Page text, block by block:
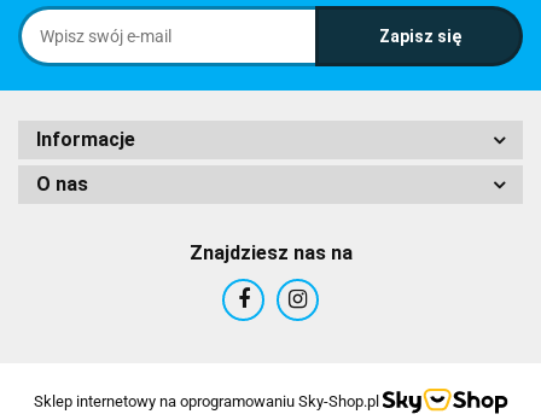
Informacje
O nas
Znajdziesz nas na
Sklep internetowy na oprogramowaniu Sky-Shop.pl